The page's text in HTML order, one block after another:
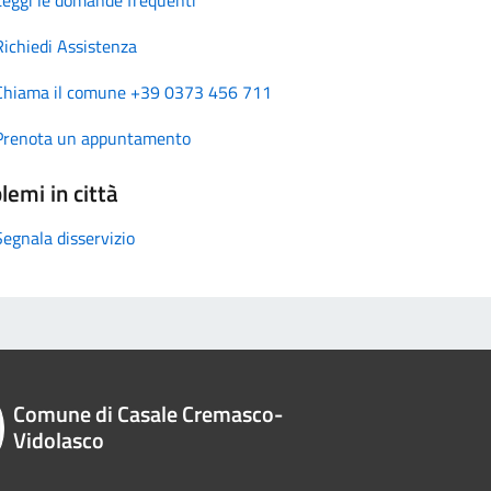
Assistenza
il comune +39 0373 456 711
un appuntamento
in città
disservizio
Comune di Casale Cremasco-
Vidolasco